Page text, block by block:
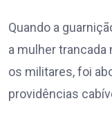
Quando a
a mulher trancada
os militares, foi
providências